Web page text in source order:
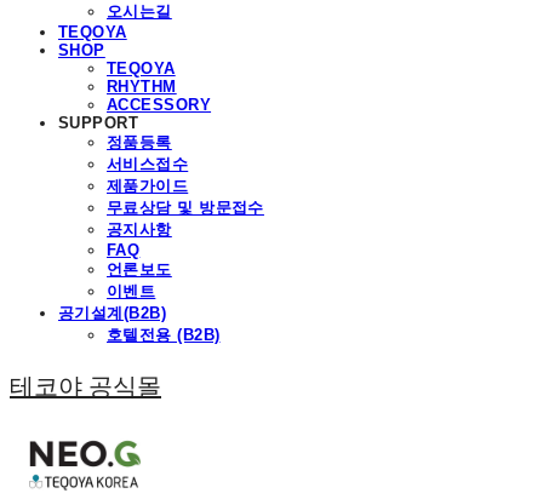
오시는길
TEQOYA
SHOP
TEQOYA
RHYTHM
ACCESSORY
SUPPORT
정품등록
서비스접수
제품가이드
무료상담 및 방문접수
공지사항
FAQ
언론보도
이벤트
공기설계(B2B)
호텔전용 (B2B)
테코야 공식몰